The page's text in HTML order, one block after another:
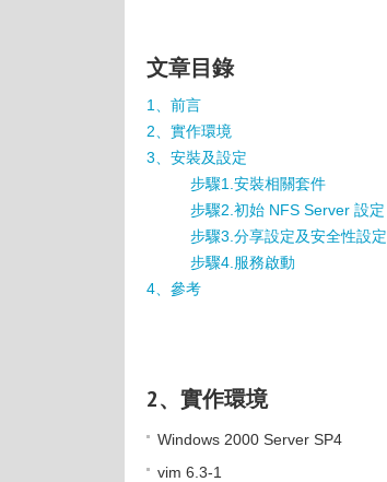
文章目錄
1、前言
2、實作環境
3、安裝及設定
步驟1.安裝相關套件
步驟2.初始 NFS Server 設定
步驟3.分享設定及安全性設定
步驟4.服務啟動
4、參考
2、實作環境
Windows 2000 Server SP4
vim 6.3-1